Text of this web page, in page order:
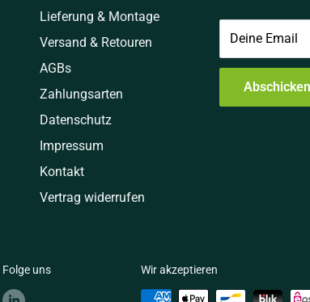
Lieferung & Montage
Versand & Retouren
AGBs
Zahlungsarten
Datenschutz
Impressum
Kontakt
Vertrag widerrufen
Deine Email
Abschicken
Folge uns Wir akzeptieren